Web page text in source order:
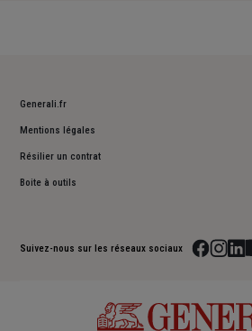
Generali.fr
Mentions légales
Résilier un contrat
Boite à outils
Suivez-nous sur les réseaux sociaux